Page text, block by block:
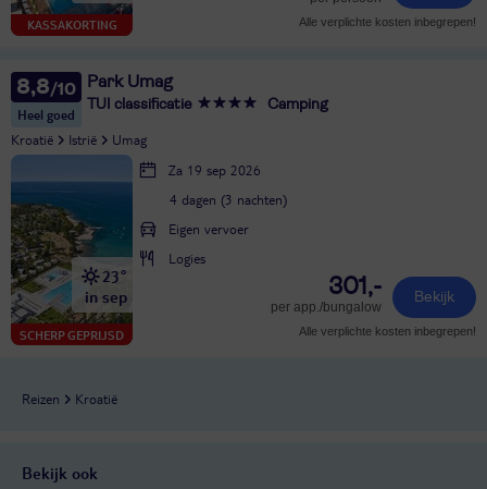
KASSAKORTING Alle verplichte kosten inbegrepen!
8,8
Heel goed
Park Umag
TUI classificatie Camping
Kroatië Istrië Umag
SCHERP GEPRIJSD
23°
in sep
Za 19 sep 2026
4 dagen (3 nachten)
Eigen vervoer
Logies
301,-
per app./bungalow
Bekijk
Alle verplichte kosten inbegrepen!
Reizen Kroatië
Bekijk ook